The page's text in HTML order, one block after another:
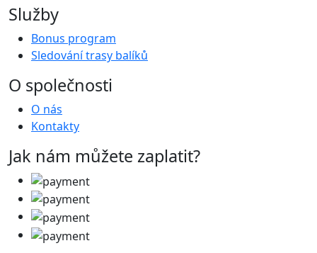
Služby
Bonus program
Sledování trasy balíků
O společnosti
O nás
Kontakty
Jak nám můžete zaplatit?